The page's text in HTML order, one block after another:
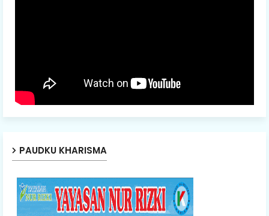
PAUDKU KHARISMA